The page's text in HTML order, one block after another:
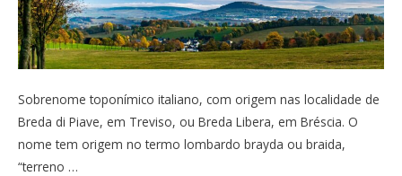
Sobrenome toponímico italiano, com origem nas localidade de
Breda di Piave, em Treviso, ou Breda Libera, em Bréscia. O
nome tem origem no termo lombardo brayda ou braida,
“terreno …